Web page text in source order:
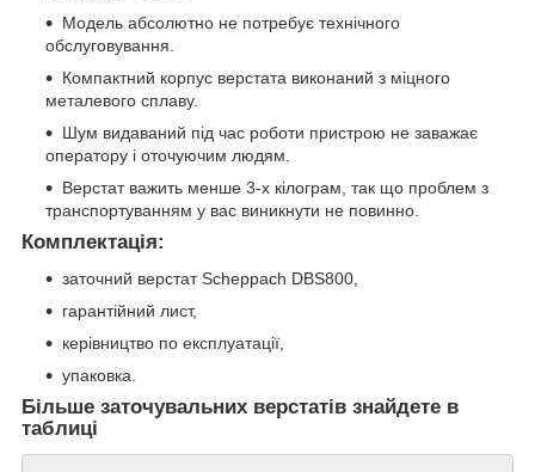
Модель абсолютно не потребує технічного
обслуговування.
Компактний корпус верстата виконаний з міцного
металевого сплаву.
Шум видаваний під час роботи пристрою не заважає
оператору і оточуючим людям.
Верстат важить менше 3-х кілограм, так що проблем з
транспортуванням у вас виникнути не повинно.
Комплектація:
заточний верстат Scheppach DBS800,
гарантійний лист,
керівництво по експлуатації,
упаковка.
Більше заточувальних верстатів знайдете в
таблиці